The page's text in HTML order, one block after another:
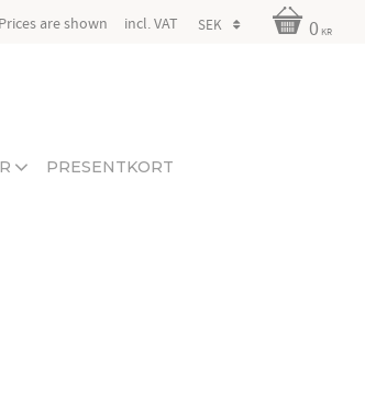
Prices are shown incl. VAT 0 KR
PRESENTKORT